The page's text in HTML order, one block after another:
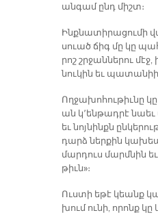
ան­գամ ընդ միշտ։
Ինք­նա­տի­րա­ցու­մի
սուած ճիգ մը կը
րոշ շրջան­նե­րու
նու­կին եւ
Ող­ջա­խո­հու­թիւ­նը
ան կ՚են­թադ­րէ
եւ նոյ­նինքն
դարձ ներ­քին
մար­դուս մարմ­նին
թիւն»։­
Ուս­տի ե­թէ կեանք
խում ու­նի, ո­րոնք կը